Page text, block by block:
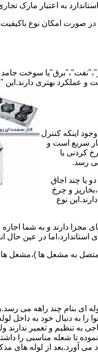
به اعتبار مارک
صورت امکان نوع
سوخت
و عملکرد بهتری
اینکه کنترل
سریع است و
کردنی یا
رسد.
یا چند اجاق
و چرخ
نوع
دارند و به شما
در عین حال
متصل به مشعل ها )،مشعل
ای بنام چند راهه می
را به دنبال خود به
به تنظیم و تعمیر
تا شعله مناسبی را
آورد.بعد از لوله های